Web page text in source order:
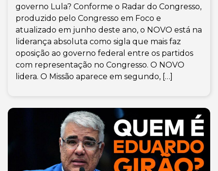
governo Lula? Conforme o Radar do Congresso,
produzido pelo Congresso em Foco e
atualizado em junho deste ano, o NOVO está na
liderança absoluta como sigla que mais faz
oposição ao governo federal entre os partidos
com representação no Congresso. O NOVO
lidera. O Missão aparece em segundo, […]